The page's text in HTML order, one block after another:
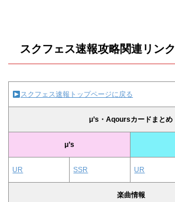
スクフェス速報攻略関連リンク
スクフェス速報トップページに戻る
μ’s・Aqoursカードまとめ
μ’s
UR SSR UR
楽曲情報